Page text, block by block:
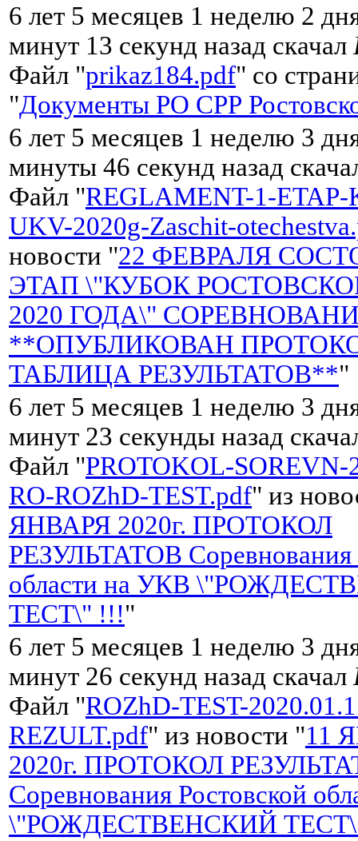
6 лет 5 месяцев 1 неделю 2
минут 13 секунд назад скачал
Файл "prikaz184.pdf" со
"Документы РО СРР
6 лет 5 месяцев 1 неделю 3
минуты 46 секунд назад
Файл "REGLAMENT-1-
UKV-2020g-Zaschit-
новости "22 ФЕВРАЛЯ
ЭТАП \"КУБОК
2020 ГОДА\"
**ОПУБЛИКОВАН
ТАБЛИЦА РЕЗУЛЬТАТОВ**"
6 лет 5 месяцев 1 неделю 3
минут 23 секунды назад
Файл "PROTOKOL-SOREVN-
RO-ROZhD-TEST.pdf" из
ЯНВАРЯ 2020г. ПРОТОКОЛ
РЕЗУЛЬТАТОВ Соревнования
области на УКВ
ТЕСТ\" !!!"
6 лет 5 месяцев 1 неделю 3
минут 26 секунд назад скачал
Файл "ROZhD-TEST-
REZULT.pdf" из новости "11
2020г. ПРОТОКОЛ
Соревнования Ростовской
\"РОЖДЕСТВЕНСКИЙ